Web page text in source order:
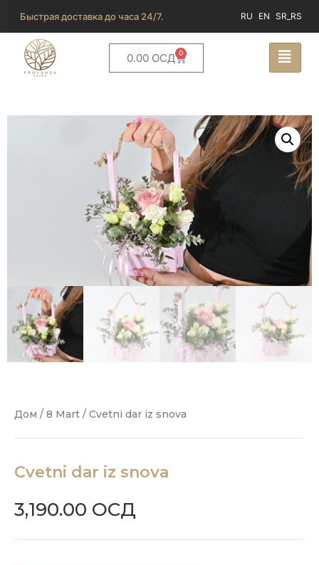
Быстрая доставка до часа 24/7. RU EN SR_RS
0.00 ОСД 0
Дом / 8 Mart / Cvetni dar iz snova
Cvetni dar iz snova
3,190.00 ОСД